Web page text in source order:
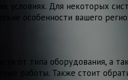
условиях. Для некоторых
особенности вашего
от типа оборудования,
работы. Также стоит